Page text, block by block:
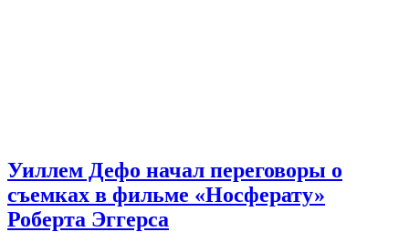
Уиллем Дефо начал переговоры о
съемках в фильме «Носферату»
Роберта Эггерса